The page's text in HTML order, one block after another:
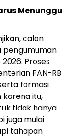
Menunggu
calon
pengumuman
Proses
PAN-RB
formasi
karena itu,
tidak hanya
juga mulai
tahapan